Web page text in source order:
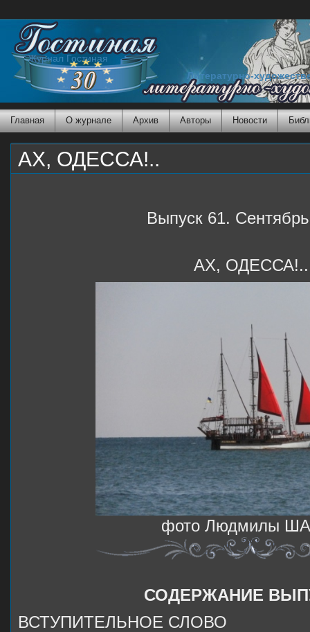
Журнал Гостиная
Литературно-
Главная О журнале Архив Авторы Новости
АХ, ОДЕССА!..
Выпуск 61.
АХ, ОДЕССА!..
фото Людмилы
СОДЕРЖАНИЕ
ВСТУПИТЕЛЬНОЕ СЛОВО